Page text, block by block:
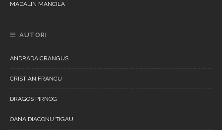
MADALIN MANCILA
AUTORI
ANDRADA CRANGUS
CRISTIAN FRANCU
DRAGOS PIRNOG
OANA DIACONU TIGAU